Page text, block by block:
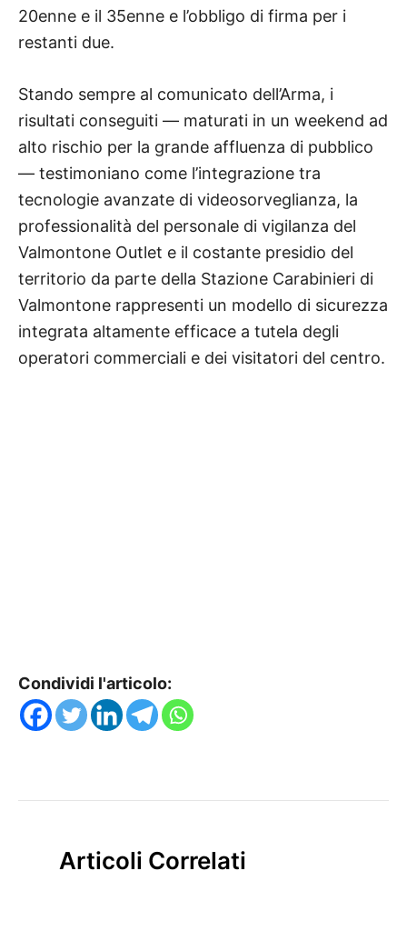
20enne e il 35enne e l’obbligo di firma per i
restanti due.
Stando sempre al comunicato dell’Arma, i
risultati conseguiti — maturati in un weekend ad
alto rischio per la grande affluenza di pubblico
— testimoniano come l’integrazione tra
tecnologie avanzate di videosorveglianza, la
professionalità del personale di vigilanza del
Valmontone Outlet e il costante presidio del
territorio da parte della Stazione Carabinieri di
Valmontone rappresenti un modello di sicurezza
integrata altamente efficace a tutela degli
operatori commerciali e dei visitatori del centro.
Condividi l'articolo:
Articoli Correlati